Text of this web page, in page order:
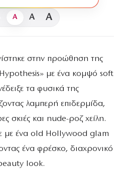
A A A
στην προώθηση της
Hypothesis» με ένα κομψό soft
τα φυσικά της
λαμπερή επιδερμίδα,
σκιές και nude-ροζ χείλη.
με ένα old Hollywood glam
ένα φρέσκο, διαχρονικό
look.